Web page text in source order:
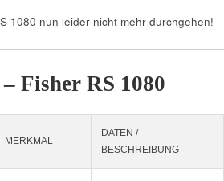
1080 nun leider nicht mehr durchgehen!
Fisher RS 1080
MERKMAL
DATEN /
BESCHREIBUNG